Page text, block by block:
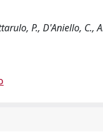
P., D'Aniello, C.,